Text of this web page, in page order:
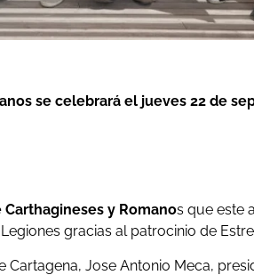
se celebrará el jueves 22 de
y Romanos que este
gracias al patrocinio de
Jose Antonio Meca,